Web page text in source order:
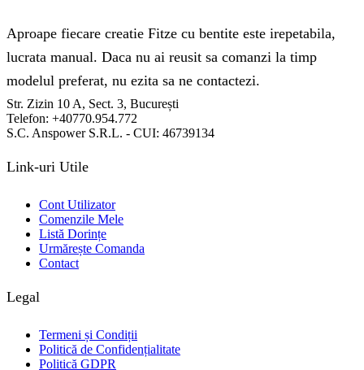
Aproape fiecare creatie Fitze cu bentite este irepetabila,
lucrata manual. Daca nu ai reusit sa comanzi la timp
modelul preferat, nu ezita sa ne contactezi.
Str. Zizin 10 A, Sect. 3, București
Telefon: +40770.954.772
S.C. Anspower S.R.L. - CUI: 46739134
Link-uri Utile
Cont Utilizator
Comenzile Mele
Listă Dorințe
Urmărește Comanda
Contact
Legal
Termeni și Condiții
Politică de Confidențialitate
Politică GDPR